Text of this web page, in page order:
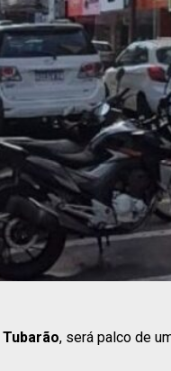
Tubarão, será palco de